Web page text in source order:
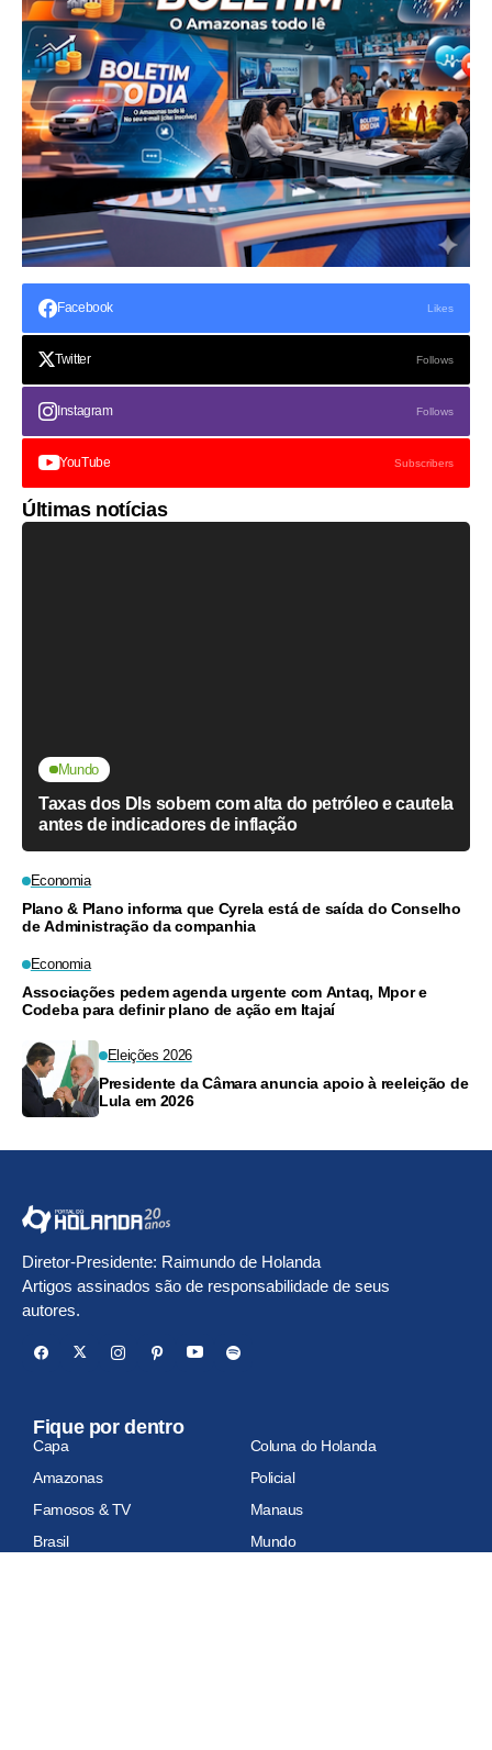
Facebook Likes
Twitter Follows
Instagram Follows
YouTube Subscribers
Últimas notícias
Mundo
Taxas dos DIs sobem com alta do petróleo e cautela
antes de indicadores de inflação
Economia
Plano & Plano informa que Cyrela está de saída do Conselho
de Administração da companhia
Economia
Associações pedem agenda urgente com Antaq, Mpor e
Codeba para definir plano de ação em Itajaí
Eleições 2026
Presidente da Câmara anuncia apoio à reeleição de
Lula em 2026
Diretor-Presidente: Raimundo de Holanda
Artigos assinados são de responsabilidade de seus
autores.
Fique por dentro
Capa
Coluna do Holanda
Amazonas
Policial
Famosos & TV
Manaus
Brasil
Mundo